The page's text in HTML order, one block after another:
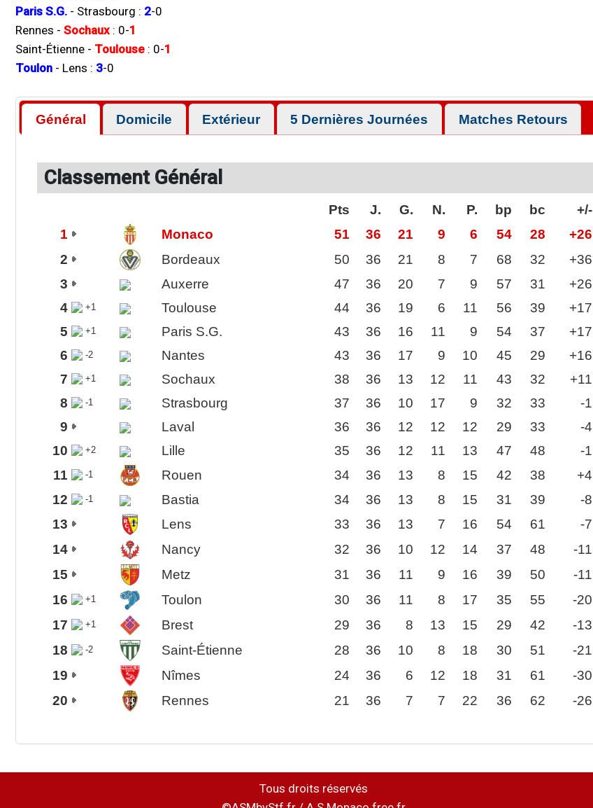
Paris S.G. - Strasbourg : 2-0
Rennes - Sochaux : 0-1
Saint-Étienne - Toulouse : 0-1
Toulon - Lens : 3-0
Général Domicile Extérieur 5 Dernières Journées Matches Retours
Classement Général
Pts J. G. N. P. bp bc
+/-
1
Monaco 51 36 21 9 6 54 28
+26
2
Bordeaux 50 36 21 8 7 68 32
+36
3
Auxerre 47 36 20 7 9 57 31
+26
4
+1 Toulouse 44 36 19 6 11 56 39
+17
5
+1 Paris S.G. 43 36 16 11 9 54 37
+17
6
-2 Nantes 43 36 17 9 10 45 29
+16
7
+1 Sochaux 38 36 13 12 11 43 32
+11
8
-1 Strasbourg 37 36 10 17 9 32 33
-1
9
Laval 36 36 12 12 12 29 33
-4
10
+2 Lille 35 36 12 11 13 47 48
-1
11
-1 Rouen 34 36 13 8 15 42 38
+4
12
-1 Bastia 34 36 13 8 15 31 39
-8
13
Lens 33 36 13 7 16 54 61
-7
14
Nancy 32 36 10 12 14 37 48
-11
15
Metz 31 36 11 9 16 39 50
-11
16
+1 Toulon 30 36 11 8 17 35 55
-20
17
+1 Brest 29 36 8 13 15 29 42
-13
18
-2 Saint-Étienne 28 36 10 8 18 30 51
-21
19
Nîmes 24 36 6 12 18 31 61
-30
20
Rennes 21 36 7 7 22 36 62 -26
Tous droits réservés